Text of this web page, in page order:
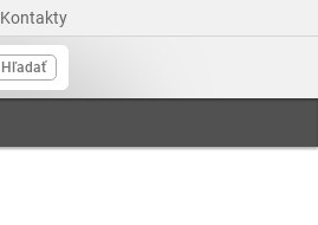
Kontakty
Hľadať